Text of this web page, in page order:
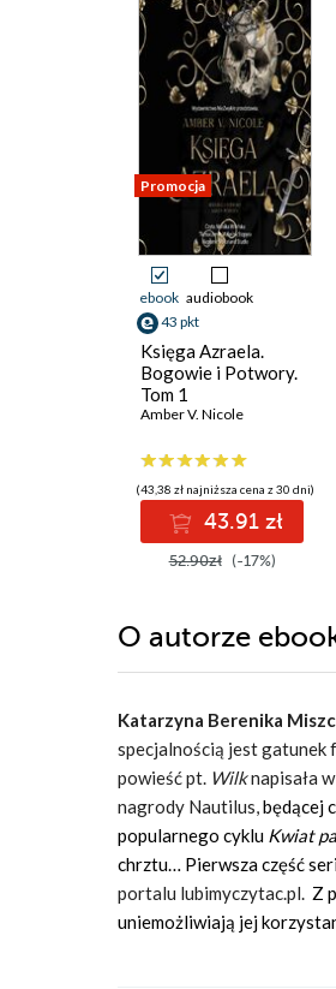
Promocja
ebook audiobook
43 pkt
Księga Azraela.
Bogowie i Potwory.
Tom 1
Amber V. Nicole
(43,38 zł najniższa cena z 30 dni)
43.91 zł
52.90zł (-17%)
O autorze
Katarzyna Berenika
specjalnością jest gatunek
powieść pt. Wilknapisała
nagrody Nautilus,będącej
popularnego cyklu Kwiat
chrztu… Pierwsza część
portalu lubimyczytac.pl. Z
uniemożliwiają jej